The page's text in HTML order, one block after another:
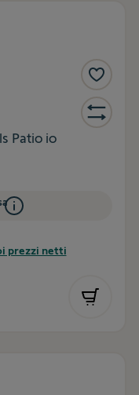
Patio io
prezzi netti